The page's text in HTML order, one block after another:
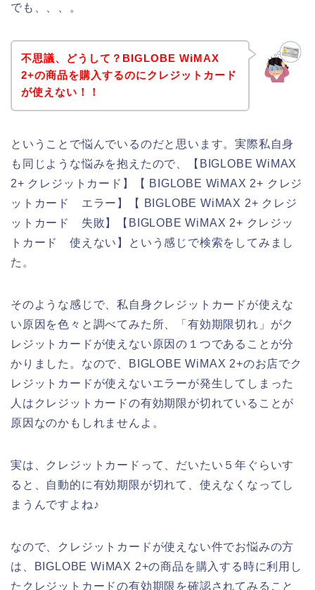
でも、、、。
不思議、どうして？BIGLOBE WiMAX
2+の商品を購入するのにクレジットカード
が使えない！！
ということで悩んでいるのだと思います。実際私自身
も同じような悩みを抱えたので、【BIGLOBE WiMAX
2+ クレジットカード】【 BIGLOBE WiMAX 2+ クレジ
ットカード エラー】【 BIGLOBE WiMAX 2+ クレジ
ットカード 失敗】【BIGLOBE WiMAX 2+ クレジッ
トカード 使えない】という感じで検索をしてみまし
た。
そのような感じで、私自身クレジットカードが使えな
い原因を色々と調べてみた所、「有効期限切れ」がク
レジットカードが使えない原因の１つであることが分
かりました。なので、BIGLOBE WiMAX 2+のお店でク
レジットカードが使えないエラーが発生してしまった
人はクレジットカードの有効期限が切れていることが
原因なのかもしれませんよ。
実は、クレジットカードって、だいたい５年ぐらいす
ると、自動的に有効期限が切れて、使えなくなってし
まうんですよね♪
なので、クレジットカードが使えない件でお悩みの方
は、BIGLOBE WiMAX 2+の商品を購入する時に利用し
たクレジットカードの有効期限を確認されてみること